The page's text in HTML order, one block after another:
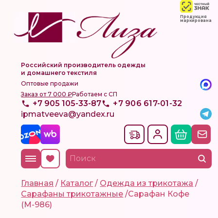
Российский производитель одежды
и домашнего текстиля
Оптовые продажи
Заказ от 7 000 ₽Работаем с СП
Продукция
маркирована
+7 905 105-33-87
+7 906 617-01-32
ipmatveeva@yandex.ru
Главная / Каталог/ Одежда из трикотажа /
Сарафаны трикотажные /Сарафан Кофе
(М-986)